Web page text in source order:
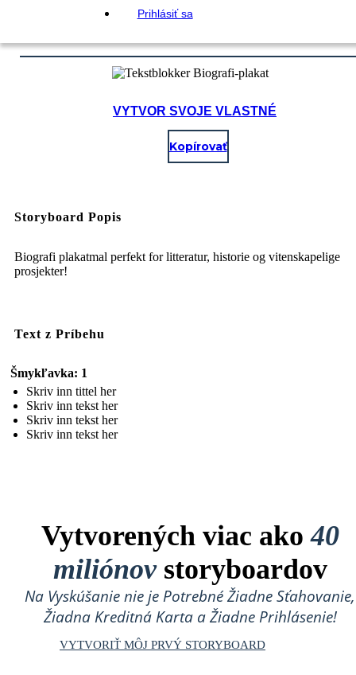
Prihlásiť sa
VYTVOR SVOJE VLASTNÉ
Kopírovať
Storyboard Popis
Biografi plakatmal perfekt for litteratur, historie og vitenskapelige
prosjekter!
Text z Príbehu
Šmykľavka: 1
Skriv inn tittel her
Skriv inn tekst her
Skriv inn tekst her
Skriv inn tekst her
Vytvorených viac ako40
miliónovstoryboardov
Na Vyskúšanie nie je Potrebné Žiadne Sťahovanie,
Žiadna Kreditná Karta a Žiadne Prihlásenie!
VYTVORIŤ MÔJ PRVÝ STORYBOARD